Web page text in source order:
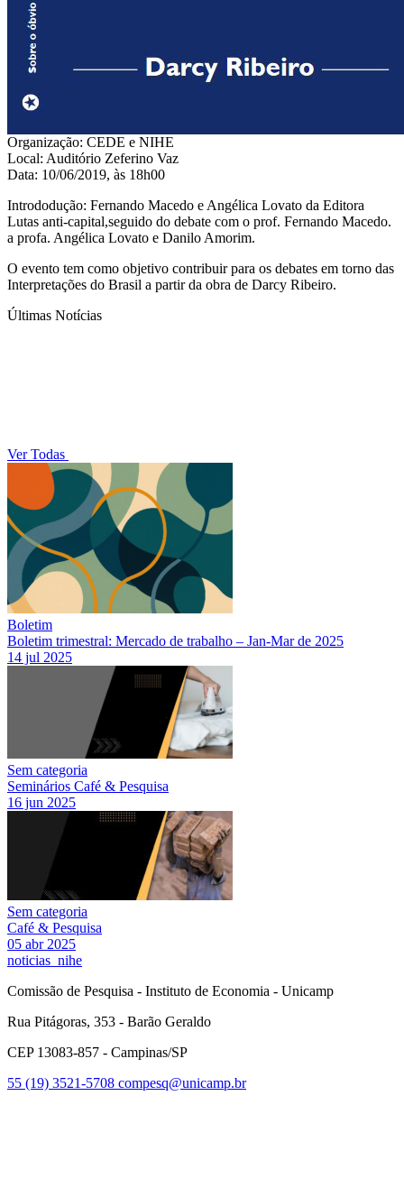
Organização: CEDE e NIHE
Local: Auditório Zeferino Vaz
Data: 10/06/2019, às 18h00
Intrododução: Fernando Macedo e Angélica Lovato da Editora
Lutas anti-capital,seguido do debate com o prof. Fernando Macedo.
a profa. Angélica Lovato e Danilo Amorim.
O evento tem como objetivo contribuir para os debates em torno das
Interpretações do Brasil a partir da obra de Darcy Ribeiro.
Últimas Notícias
Ver Todas
Boletim
Boletim trimestral: Mercado de trabalho – Jan-Mar de 2025
14 jul 2025
Sem categoria
Seminários Café & Pesquisa
16 jun 2025
Sem categoria
Café & Pesquisa
05 abr 2025
noticias_nihe
Comissão de Pesquisa - Instituto de Economia - Unicamp
Rua Pitágoras, 353 - Barão Geraldo
CEP 13083-857 - Campinas/SP
55 (19) 3521-5708 compesq@unicamp.br